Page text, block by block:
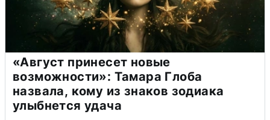
«Август принесет новые
возможности»: Тамара Глоба
назвала, кому из знаков зодиака
улыбнется удача